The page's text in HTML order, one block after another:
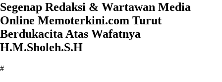
Segenap Redaksi & Wartawan Media
Online Memoterkini.com Turut
Berdukacita Atas Wafatnya
H.M.Sholeh.S.H
#